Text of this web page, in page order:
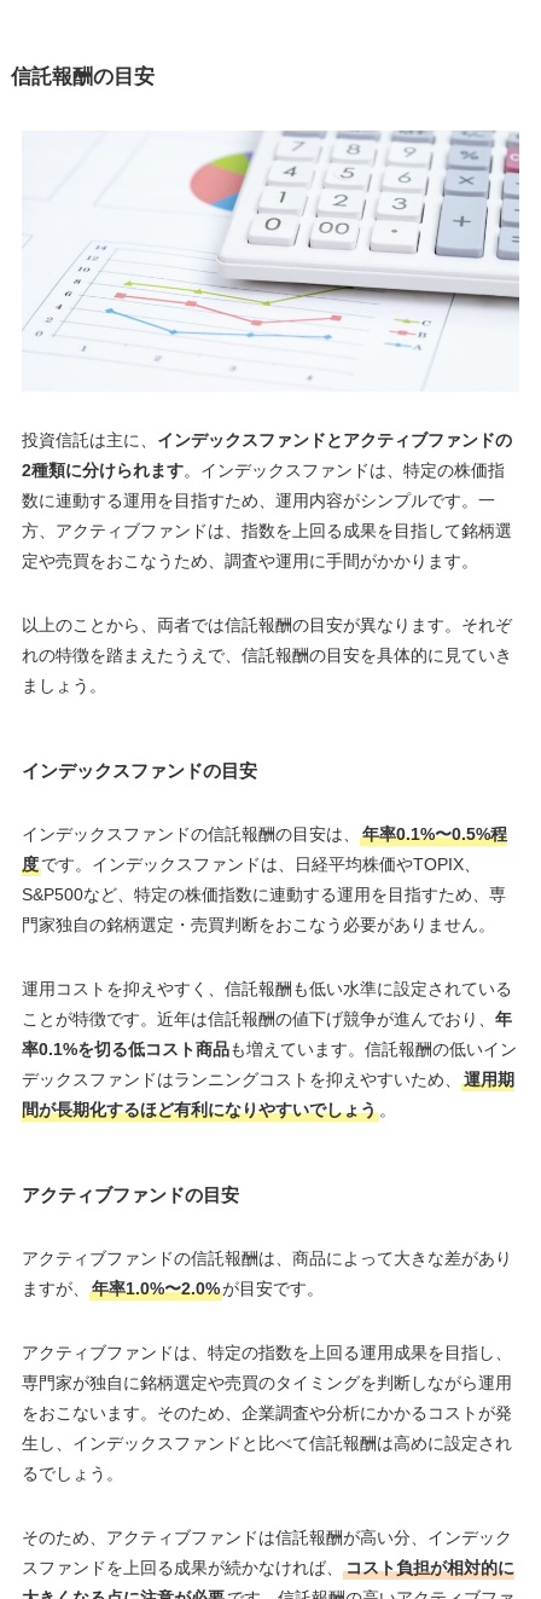
信託報酬の目安
投資信託は主に、 インデックスファンドとアクティブファンドの
2種類に分けられます。インデックスファンドは、特定の株価指
数に連動する運用を目指すため、運用内容がシンプルです。一
方、アクティブファンドは、指数を上回る成果を目指して銘柄選
定や売買をおこなうため、調査や運用に手間がかかります。
以上のことから、両者では信託報酬の目安が異なります。それぞ
れの特徴を踏まえたうえで、信託報酬の目安を具体的に見ていき
ましょう。
インデックスファンドの目安
インデックスファンドの信託報酬の目安は、
年率0.1%〜0.5%程
度です。インデックスファンドは、日経平均株価やTOPIX、
S&P500など、特定の株価指数に連動する運用を目指すため、専
門家独自の銘柄選定・売買判断をおこなう必要がありません。
運用コストを抑えやすく、信託報酬も低い水準に設定されている
ことが特徴です。近年は信託報酬の値下げ競争が進んでおり、 年
率0.1%を切る低コスト商品も増えています。信託報酬の低いイン
デックスファンドはランニングコストを抑えやすいため、
運用期
間が長期化するほど有利になりやすいでしょう。
アクティブファンドの目安
アクティブファンドの信託報酬は、商品によって大きな差があり
ますが、
年率1.0%〜2.0%が目安です。
アクティブファンドは、特定の指数を上回る運用成果を目指し、
専門家が独自に銘柄選定や売買のタイミングを判断しながら運用
をおこないます。そのため、企業調査や分析にかかるコストが発
生し、インデックスファンドと比べて信託報酬は高めに設定され
るでしょう。
そのため、アクティブファンドは信託報酬が高い分、インデック
スファンドを上回る成果が続かなければ、
コスト負担が相対的に